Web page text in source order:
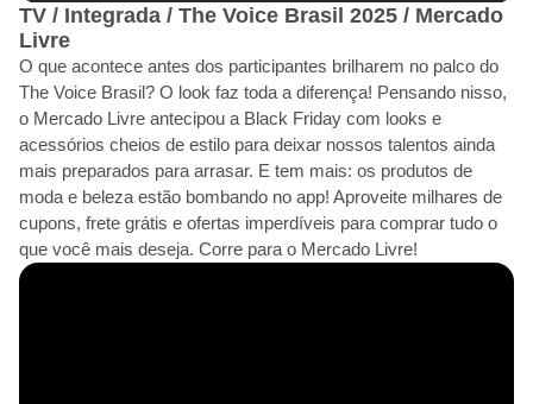
TV / Integrada / The Voice Brasil 2025 / Mercado
Livre
O que acontece antes dos participantes brilharem no palco do
The Voice Brasil? O look faz toda a diferença! Pensando nisso,
o Mercado Livre antecipou a Black Friday com looks e
acessórios cheios de estilo para deixar nossos talentos ainda
mais preparados para arrasar. E tem mais: os produtos de
moda e beleza estão bombando no app! Aproveite milhares de
cupons, frete grátis e ofertas imperdíveis para comprar tudo o
que você mais deseja. Corre para o Mercado Livre!